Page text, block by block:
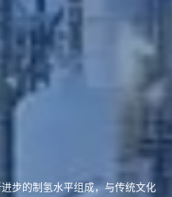
步的制氢水平组成，与传统文化